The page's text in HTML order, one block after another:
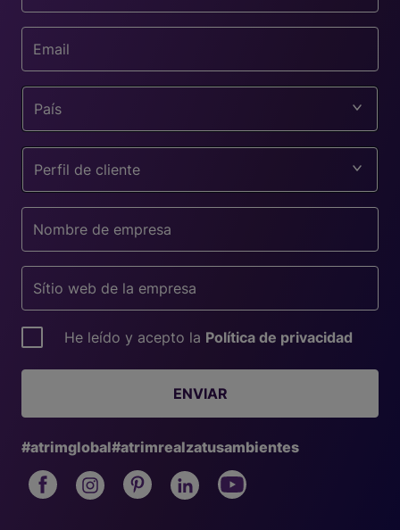
País
Perfil de cliente
He leído y acepto la Política de privacidad
ENVIAR
#atrimglobal#atrimrealzatusambientes